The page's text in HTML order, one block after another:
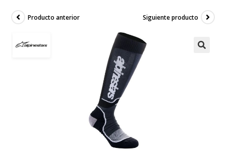
Producto anterior Siguiente producto